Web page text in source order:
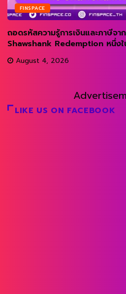
FINSPACE
ถอดรหัสความรู้การเงินและภาษีจ
Shawshank Redemption หนึ่ง
August 4, 2026
LIKE US ON FACEBOOK